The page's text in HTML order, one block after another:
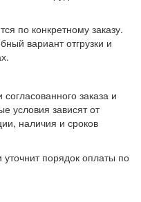
по конкретному заказу.
вариант отгрузки и
заказа и
условия зависят от
наличия и сроков
порядок оплаты по